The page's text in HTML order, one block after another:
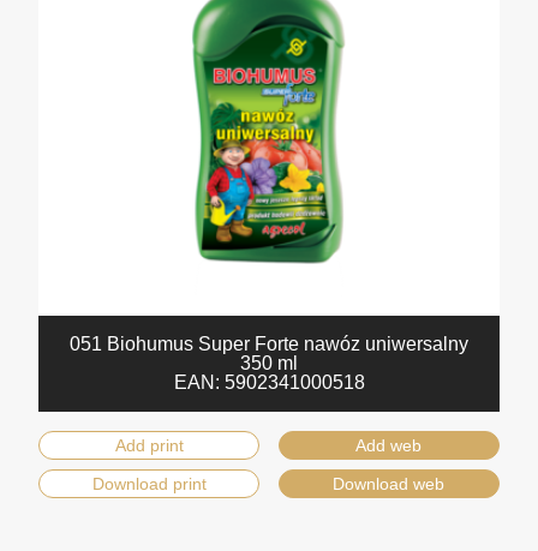
051 Biohumus Super Forte nawóz uniwersalny
350 ml
EAN: 5902341000518
Add print
Add web
Download print
Download web